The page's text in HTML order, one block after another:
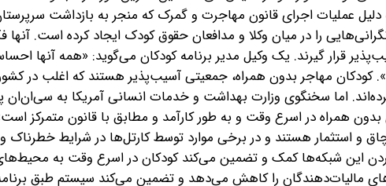
دلیل عملیات اجرای قانون مهاجرت و گمرک که منجر به بازداشت
را در میان وکلا و مدافعان حقوق کودک ایجاد کرده است. آنها
قرار گیرند. یک وکیل مدیر برنامه کودکان می‌گوید: «همه آنها
کودکان مهاجر بدون همراه، جمعیتی آسیب‌پذیر هستند که اغلب در
اما سخنگوی وزارت بهداشت و خدمات انسانی آمریکا به سی‌ان‌ان
همراه در اسرع وقت و به طور کارآمد و مطابق با قانون متمرکز
و استثمار هستند و در برخی موارد توسط کارتل‌ها در شرایط خطرناک و
این شبکه‌ها کمک و تضمین می‌کند کودکان در اسرع وقت به
مالیات‌دهندگان را کاهش می‌دهد و تضمین می‌کند سیستم طبق